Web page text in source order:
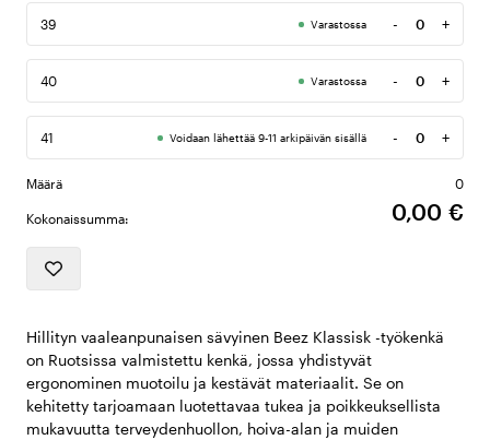
39 Varastossa -
Määrä
+
40 Varastossa -
Määrä
+
41 Voidaan lähettää 9-11 arkipäivän sisällä -
Määrä
+
Määrä 0
Kokonaissumma: 0,00 €
Hillityn vaaleanpunaisen sävyinen Beez Klassisk -työkenkä
on Ruotsissa valmistettu kenkä, jossa yhdistyvät
ergonominen muotoilu ja kestävät materiaalit. Se on
kehitetty tarjoamaan luotettavaa tukea ja poikkeuksellista
mukavuutta terveydenhuollon, hoiva-alan ja muiden